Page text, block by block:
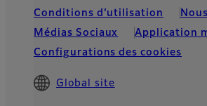
Conditions d’utilisation
Médias Sociaux
Application
Configurations des cookies
Global site